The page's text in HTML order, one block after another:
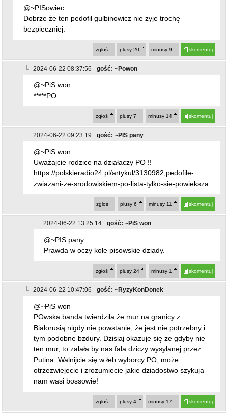
@~PISowiec
Dobrze że ten pedofil gulbinowicz nie żyje trochę
bezpieczniej.
skomentuj
minusy 9
plusy 20
zgłoś
2024-06-22 08:37:56 gość: ~Powon
@~PiS won
*****PO.
skomentuj
minusy 14
plusy 7
zgłoś
2024-06-22 09:23:19 gość: ~PIS pany
@~PiS won
Uważajcie rodzice na działaczy PO !!
https://polskieradio24.pl/artykul/3130982,pedofile-
zwiazani-ze-srodowiskiem-po-lista-tylko-sie-powieksza
skomentuj
minusy 11
plusy 6
zgłoś
2024-06-22 13:25:14 gość: ~PiS won
@~PIS pany
Prawda w oczy kole pisowskie dziady.
skomentuj
minusy 1
plusy 24
zgłoś
2024-06-22 10:47:06 gość: ~RyzyKonDonek
@~PiS won
POwska banda twierdziła że mur na granicy z
Białorusią nigdy nie powstanie, że jest nie potrzebny i
tym podobne bzdury. Dzisiaj okazuje się że gdyby nie
ten mur, to zalała by nas fala dziczy wysylanej przez
Putina. Walnijcie się w łeb wyborcy PO, może
otrzezwiejecie i zrozumiecie jakie dziadostwo szykuja
nam wasi bossowie!
skomentuj
minusy 17
plusy 4
zgłoś